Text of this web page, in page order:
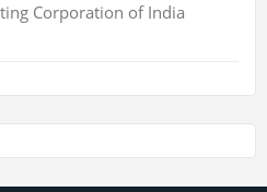
Corporation of India